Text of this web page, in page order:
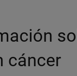
cáncer